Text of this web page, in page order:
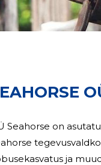
Seahorse on
ja